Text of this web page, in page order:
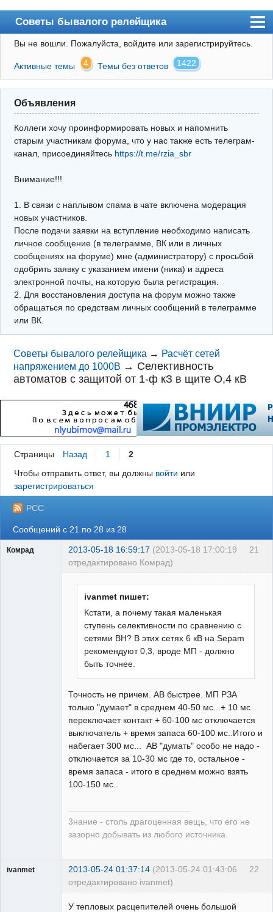
Советы бывалого релейщика
Форум
Правила
Поиск
Регистрация
Архив
Почта
Поиск релейщика
Видео РЗиА
Фотохостинг
Телеграм
Вы не вошли. Пожалуйста, войдите или зарегистрируйтесь.
Активные темы 4 Темы без ответов 1422
Объявления
Коллеги хочу проинформировать новых и напомнить
старым участникам форума, что у нас также есть телеграм-
канал, присоединяйтесь https://t.me/rzia_sbr
Внимание!!!
1. В связи с наплывом спама в чате включена модерация
новых участников.
После подачи заявки на вступление необходимо написать
личное сообщение (в телеграмме, ВК или в личных
сообщениях на форуме) мне (администратору) с просьбой
одобрить заявку с указанием имени (ника) и адреса
электронной почты, на которую была регистрация.
2. Для восстановления доступа на форум можно также
обращаться по средствам личных сообщений в телеграмме
или ВК.
Советы бывалого релейщика → Расчёт сетей
напряжением до 1000В → Селективность
автоматов с защитой от 1-ф кЗ в щите О,4 кВ
Страницы Назад 1
2
Чтобы отправить ответ, вы должны войти или
зарегистрироваться
РСС
Сообщений с 21 по 28 из 28
21
Комрад 2013-05-18 16:59:17 (2013-05-18 17:00:19
отредактировано Комрад)
ivanmet пишет:
Кстати, а почему такая маленькая
ступень селективности по сравнению с
сетями ВН? В этих сетях 6 кВ на Sepam
рекомендуют 0,3, вроде МП - должно
быть точнее.
Точность не причем. АВ быстрее. МП РЗА
только "думает" в среднем 40-50 мс...+ 10 мс
переключает контакт + 60-100 мс отключается
выключатель + время запаса 60-100 мс..Итого и
набегает 300 мс... АВ "думать" особо не надо -
отключается за 10-30 мс где то, остальное -
время запаса - итого в среднем можно взять
100-150 мс..
3нание - столь драгоценная вещь, что его не
зазорно добывать из любого источника.
22
ivanmet 2013-05-24 01:37:14 (2013-05-24 01:43:06
отредактировано ivanmet)
У тепловых расцепителей очень большой